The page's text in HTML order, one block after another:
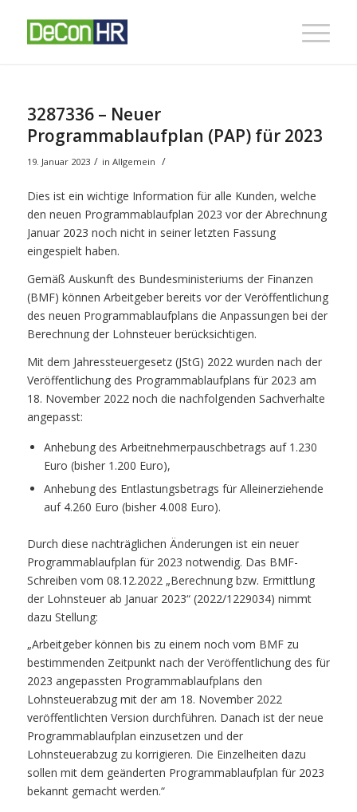
3287336 – Neuer
Programmablaufplan (PAP) für 2023
19. Januar 2023 / in Allgemein /
Dies ist ein wichtige Information für alle Kunden, welche
den neuen Programmablaufplan 2023 vor der Abrechnung
Januar 2023 noch nicht in seiner letzten Fassung
eingespielt haben.
Gemäß Auskunft des Bundesministeriums der Finanzen
(BMF) können Arbeitgeber bereits vor der Veröffentlichung
des neuen Programmablaufplans die Anpassungen bei der
Berechnung der Lohnsteuer berücksichtigen.
Mit dem Jahressteuergesetz (JStG) 2022 wurden nach der
Veröffentlichung des Programmablaufplans für 2023 am
18. November 2022 noch die nachfolgenden Sachverhalte
angepasst:
Anhebung des Arbeitnehmerpauschbetrags auf 1.230
Euro (bisher 1.200 Euro),
Anhebung des Entlastungsbetrags für Alleinerziehende
auf 4.260 Euro (bisher 4.008 Euro).
Durch diese nachträglichen Änderungen ist ein neuer
Programmablaufplan für 2023 notwendig. Das BMF-
Schreiben vom 08.12.2022 „Berechnung bzw. Ermittlung
der Lohnsteuer ab Januar 2023“ (2022/1229034) nimmt
dazu Stellung:
„Arbeitgeber können bis zu einem noch vom BMF zu
bestimmenden Zeitpunkt nach der Veröffentlichung des für
2023 angepassten Programmablaufplans den
Lohnsteuerabzug mit der am 18. November 2022
veröffentlichten Version durchführen. Danach ist der neue
Programmablaufplan einzusetzen und der
Lohnsteuerabzug zu korrigieren. Die Einzelheiten dazu
sollen mit dem geänderten Programmablaufplan für 2023
bekannt gemacht werden.“